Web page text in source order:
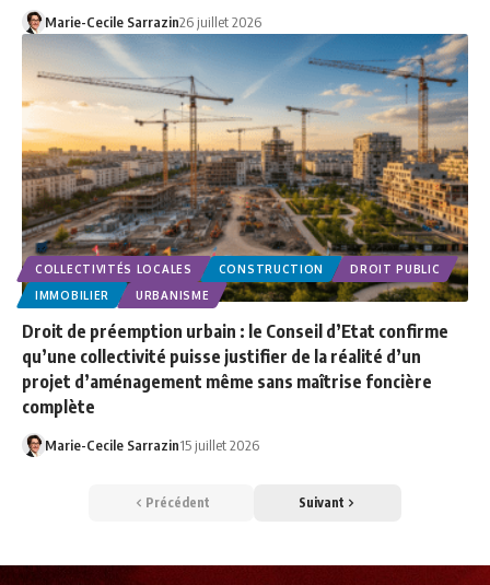
Marie-Cecile Sarrazin26 juillet 2026
COLLECTIVITÉS LOCALES CONSTRUCTION
DROIT PUBLIC
IMMOBILIER
URBANISME
Droit de préemption urbain : le Conseil d’Etat confirme
qu’une collectivité puisse justifier de la réalité d’un
projet d’aménagement même sans maîtrise foncière
complète
Marie-Cecile Sarrazin15 juillet 2026
Précédent Suivant